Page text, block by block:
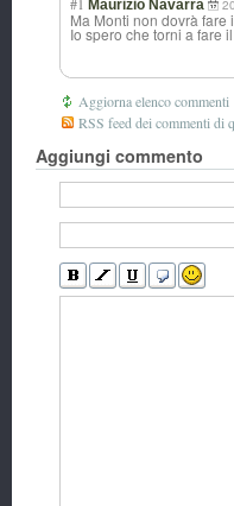
#1 Maurizio Navarra
Ma Monti non dovrà
Io spero che torni a fare
Aggiorna elenco commenti
RSS feed dei commenti di
Aggiungi commento